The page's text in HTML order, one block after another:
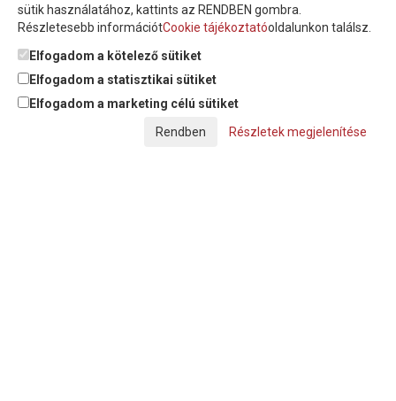
Feliratkozom a hírlevélre és nyilatkozom, hogy azadatkezelési
tájékoztatót elolvastam, megismertem és elfogadom.
© Copyright Triász-Tömlő Kft. | Minden jog fenntartva!
sütik használatához, kattints az RENDBEN gombra.
Részletesebb információtCookie tájékoztatóoldalunkon találsz.
Elfogadom a kötelező sütiket
Elfogadom a statisztikai sütiket
Elfogadom a marketing célú sütiket
Részletek megjelenítése